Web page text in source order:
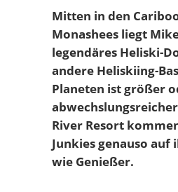
Mitten in den
Monashees liegt
legendäres Heliski-
andere Heliskiing-
Planeten ist größer
River Resort
Junkies genauso auf
wie Genießer.